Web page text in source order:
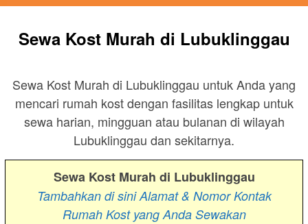
Sewa Kost Murah di Lubuklinggau
Sewa Kost Murah di Lubuklinggau untuk Anda yang
mencari rumah kost dengan fasilitas lengkap untuk
sewa harian, mingguan atau bulanan di wilayah
Lubuklinggau dan sekitarnya.
Sewa Kost Murah di Lubuklinggau
Tambahkan di sini Alamat & Nomor Kontak
Rumah Kost yang Anda Sewakan